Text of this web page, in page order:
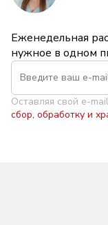
Еженедельная
нужное в одном
Оставляя свой e-
сбор, обработку и